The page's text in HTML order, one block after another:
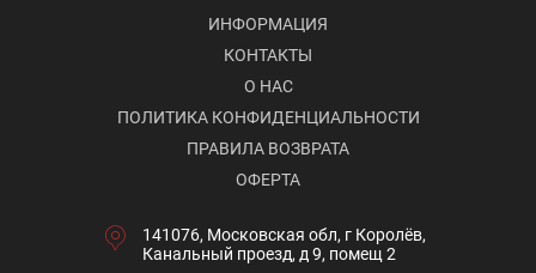
ИНФОРМАЦИЯ
КОНТАКТЫ
О НАС
ПОЛИТИКА КОНФИДЕНЦИАЛЬНОСТИ
ПРАВИЛА ВОЗВРАТА
ОФЕРТА
141076, Московская обл, г Королёв,
Канальный проезд, д 9, помещ 2